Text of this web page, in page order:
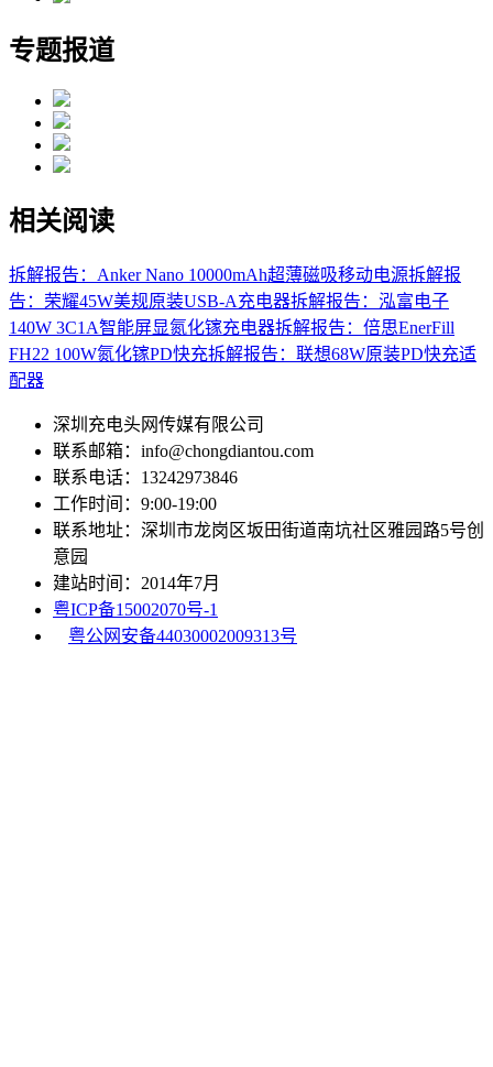
专题报道
相关阅读
拆解报告：Anker Nano 10000mAh超薄磁吸移动电源拆解报
告：荣耀45W美规原装USB-A充电器拆解报告：泓富电子
140W 3C1A智能屏显氮化镓充电器拆解报告：倍思EnerFill
FH22 100W氮化镓PD快充拆解报告：联想68W原装PD快充适
配器
深圳充电头网传媒有限公司
联系邮箱：info@chongdiantou.com
联系电话：13242973846
工作时间：9:00-19:00
联系地址：深圳市龙岗区坂田街道南坑社区雅园路5号创
意园
建站时间：2014年7月
粤ICP备15002070号-1
粤公网安备44030002009313号